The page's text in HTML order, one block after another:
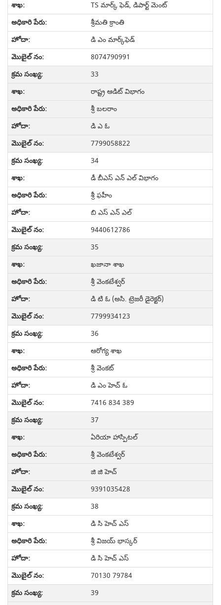
TS మార్క్ ఫెడ్, డిపార్ట్ మెంట్
శ్రీమతి క్రాంతి
డి ఎం మార్క్‌ఫెడ్
8074790991
33
రాష్ట్ర ఆడిట్ విభాగం
శ్రీ బలరాం
డి ఎ ఓ
7799058822
34
డీ బీఎస్ ఎన్ ఎల్ విభాగం
శ్రీ ఫహీం
బి ఎస్ ఎన్ ఎల్
9440612786
35
ఖజానా శాఖ
శ్రీ వెంకటేశ్వర్
డి టి ఓ (అసి. ట్రెజరీ డైరెక్టర్)
7799934123
36
ఆరోగ్య శాఖ
శ్రీ వెంకట్
డి ఎం హెచ్ ఓ
7416 834 389
37
ఏరియా హాస్పిటల్
శ్రీ వెంకటేశ్వర్
జి జి హెచ్
9391035428
38
డి సి హెచ్ ఎస్
శ్రీ విజయ్ భాస్కర్
డి సి హెచ్ ఎస్
70130 79784
39